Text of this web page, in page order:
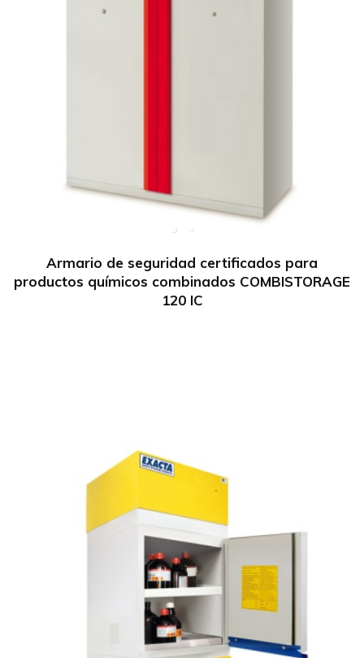
Armario de seguridad certificados para
productos químicos combinados COMBISTORAGE
120 IC